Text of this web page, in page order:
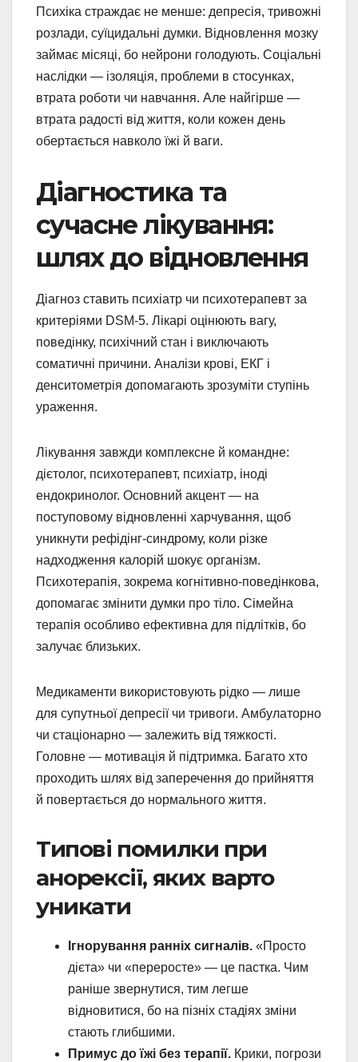
Психіка страждає не менше: депресія, тривожні
розлади, суїцидальні думки. Відновлення мозку
займає місяці, бо нейрони голодують. Соціальні
наслідки — ізоляція, проблеми в стосунках,
втрата роботи чи навчання. Але найгірше —
втрата радості від життя, коли кожен день
обертається навколо їжі й ваги.
Діагностика та
сучасне лікування:
шлях до відновлення
Діагноз ставить психіатр чи психотерапевт за
критеріями DSM-5. Лікарі оцінюють вагу,
поведінку, психічний стан і виключають
соматичні причини. Аналізи крові, ЕКГ і
денситометрія допомагають зрозуміти ступінь
ураження.
Лікування завжди комплексне й командне:
дієтолог, психотерапевт, психіатр, іноді
ендокринолог. Основний акцент — на
поступовому відновленні харчування, щоб
уникнути рефідінг-синдрому, коли різке
надходження калорій шокує організм.
Психотерапія, зокрема когнітивно-поведінкова,
допомагає змінити думки про тіло. Сімейна
терапія особливо ефективна для підлітків, бо
залучає близьких.
Медикаменти використовують рідко — лише
для супутньої депресії чи тривоги. Амбулаторно
чи стаціонарно — залежить від тяжкості.
Головне — мотивація й підтримка. Багато хто
проходить шлях від заперечення до прийняття
й повертається до нормального життя.
Типові помилки при
анорексії, яких варто
уникати
Ігнорування ранніх сигналів. «Просто
дієта» чи «переросте» — це пастка. Чим
раніше звернутися, тим легше
відновитися, бо на пізніх стадіях зміни
стають глибшими.
Примус до їжі без терапії. Крики, погрози